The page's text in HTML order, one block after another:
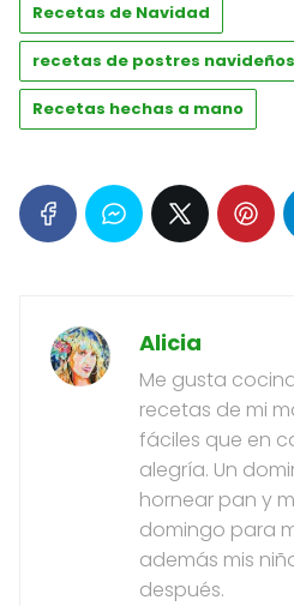
Recetas de Navidad
recetas de postres navideños
Recetas hechas a mano
Alicia
Me gusta
recetas de mi
fáciles que en
alegría. Un
hornear pan y
domingo para
además mis
después.